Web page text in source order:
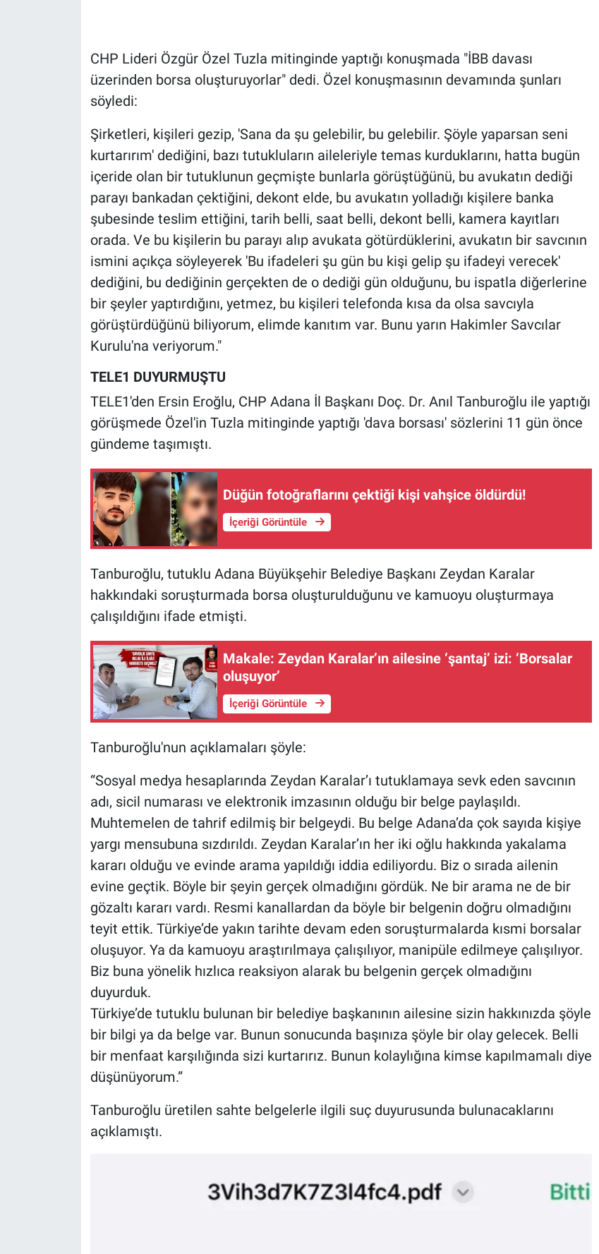
CHP Lideri Özgür Özel Tuzla mitinginde yaptığı konuşmada "İBB davası
üzerinden borsa oluşturuyorlar" dedi. Özel konuşmasının devamında şunları
söyledi:
Şirketleri, kişileri gezip, 'Sana da şu gelebilir, bu gelebilir. Şöyle yaparsan seni
kurtarırım' dediğini, bazı tutukluların aileleriyle temas kurduklarını, hatta bugün
içeride olan bir tutuklunun geçmişte bunlarla görüştüğünü, bu avukatın dediği
parayı bankadan çektiğini, dekont elde, bu avukatın yolladığı kişilere banka
şubesinde teslim ettiğini, tarih belli, saat belli, dekont belli, kamera kayıtları
orada. Ve bu kişilerin bu parayı alıp avukata götürdüklerini, avukatın bir savcının
ismini açıkça söyleyerek 'Bu ifadeleri şu gün bu kişi gelip şu ifadeyi verecek'
dediğini, bu dediğinin gerçekten de o dediği gün olduğunu, bu ispatla diğerlerine
bir şeyler yaptırdığını, yetmez, bu kişileri telefonda kısa da olsa savcıyla
görüştürdüğünü biliyorum, elimde kanıtım var. Bunu yarın Hakimler Savcılar
Kurulu'na veriyorum."
TELE1 DUYURMUŞTU
TELE1'den Ersin Eroğlu, CHP Adana İl Başkanı Doç. Dr. Anıl Tanburoğlu ile yaptığı
görüşmede Özel'in Tuzla mitinginde yaptığı 'dava borsası' sözlerini 11 gün önce
gündeme taşımıştı.
Düğün fotoğraflarını çektiği kişi vahşice öldürdü!
İçeriği Görüntüle
Tanburoğlu, tutuklu Adana Büyükşehir Belediye Başkanı Zeydan Karalar
hakkındaki soruşturmada borsa oluşturulduğunu ve kamuoyu oluşturmaya
çalışıldığını ifade etmişti.
Makale: Zeydan Karalar’ın ailesine ‘şantaj’ izi: ‘Borsalar
oluşuyor’
İçeriği Görüntüle
Tanburoğlu'nun açıklamaları şöyle:
“Sosyal medya hesaplarında Zeydan Karalar’ı tutuklamaya sevk eden savcının
adı, sicil numarası ve elektronik imzasının olduğu bir belge paylaşıldı.
Muhtemelen de tahrif edilmiş bir belgeydi. Bu belge Adana’da çok sayıda kişiye
yargı mensubuna sızdırıldı. Zeydan Karalar’ın her iki oğlu hakkında yakalama
kararı olduğu ve evinde arama yapıldığı iddia ediliyordu. Biz o sırada ailenin
evine geçtik. Böyle bir şeyin gerçek olmadığını gördük. Ne bir arama ne de bir
gözaltı kararı vardı. Resmi kanallardan da böyle bir belgenin doğru olmadığını
teyit ettik. Türkiye’de yakın tarihte devam eden soruşturmalarda kısmi borsalar
oluşuyor. Ya da kamuoyu araştırılmaya çalışılıyor, manipüle edilmeye çalışılıyor.
Biz buna yönelik hızlıca reaksiyon alarak bu belgenin gerçek olmadığını
duyurduk.
Türkiye’de tutuklu bulunan bir belediye başkanının ailesine sizin hakkınızda şöyle
bir bilgi ya da belge var. Bunun sonucunda başınıza şöyle bir olay gelecek. Belli
bir menfaat karşılığında sizi kurtarırız. Bunun kolaylığına kimse kapılmamalı diye
düşünüyorum.”
Tanburoğlu üretilen sahte belgelerle ilgili suç duyurusunda bulunacaklarını
açıklamıştı.
Koronavirüs
Kültür Sanat
Ne demişti
Programlar
Türkiye'nin Geleceği
Türkiye'nin Gündemi
Yerel Gündem
Yerel Yaşam
Canlı Yayın